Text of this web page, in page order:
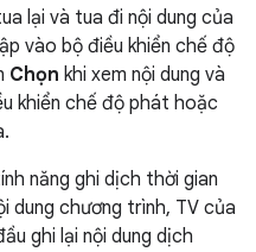
lại và tua đi nội dung của
vào bộ điều khiển chế độ
Chọn khi xem nội dung và
khiển chế độ phát hoặc
năng ghi dịch thời gian
dung chương trình, TV của
ghi lại nội dung dịch